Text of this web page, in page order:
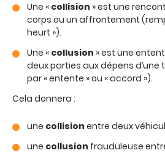
Une « collision » est une
corps ou un affrontement
heurt »).
Une « collusion » est une
deux parties aux dépens
par « entente » ou « accord »).
Cela donnera :
une collision entre deux
une collusion frauduleuse